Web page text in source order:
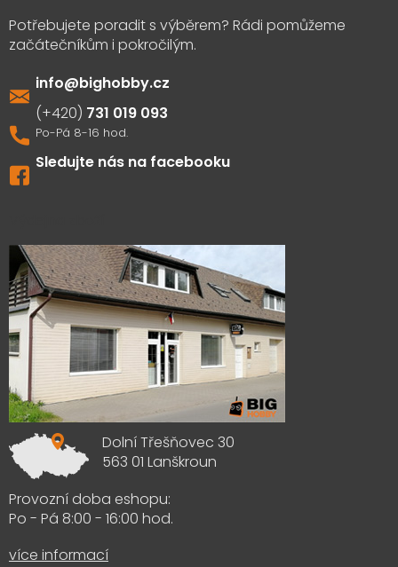
info@bighobby.cz
731 019 093
Sledujte nás na facebooku
Dolní Třešňovec 30
563 01 Lanškroun
Provozní doba eshopu:
Po - Pá 8:00 - 16:00 hod.
více informací